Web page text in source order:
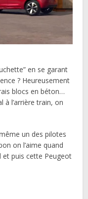
en se garant
? Heureusement
blocs en béton…
à l’arrière train, on
un des pilotes
on l’aime quand
et puis cette Peugeot